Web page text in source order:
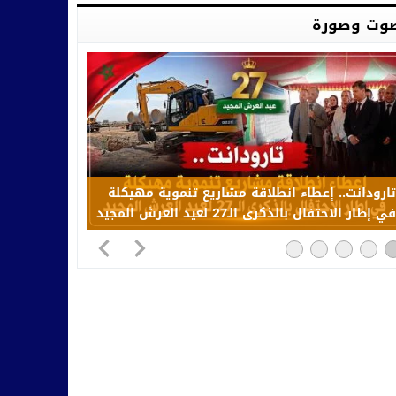
وصورة
تارودانت.. إعطاء انطلاقة مشاريع تنموية مهيكلة
في إطار الاحتفال بالذكرى الـ27 لعيد العرش المجيد